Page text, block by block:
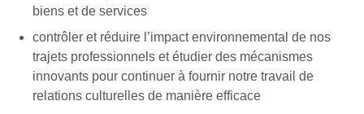
biens et de services
contrôler et réduire l’impact environnemental de nos
trajets professionnels et étudier des mécanismes
innovants pour continuer à fournir notre travail de
relations culturelles de manière efficace